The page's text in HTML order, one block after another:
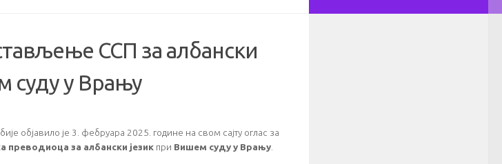
ССП за албански
суду у Врању
објавило је 3. фебруара 2025. године на свом сајту оглас за
преводиоца за албански језик при Вишем суду у Врању